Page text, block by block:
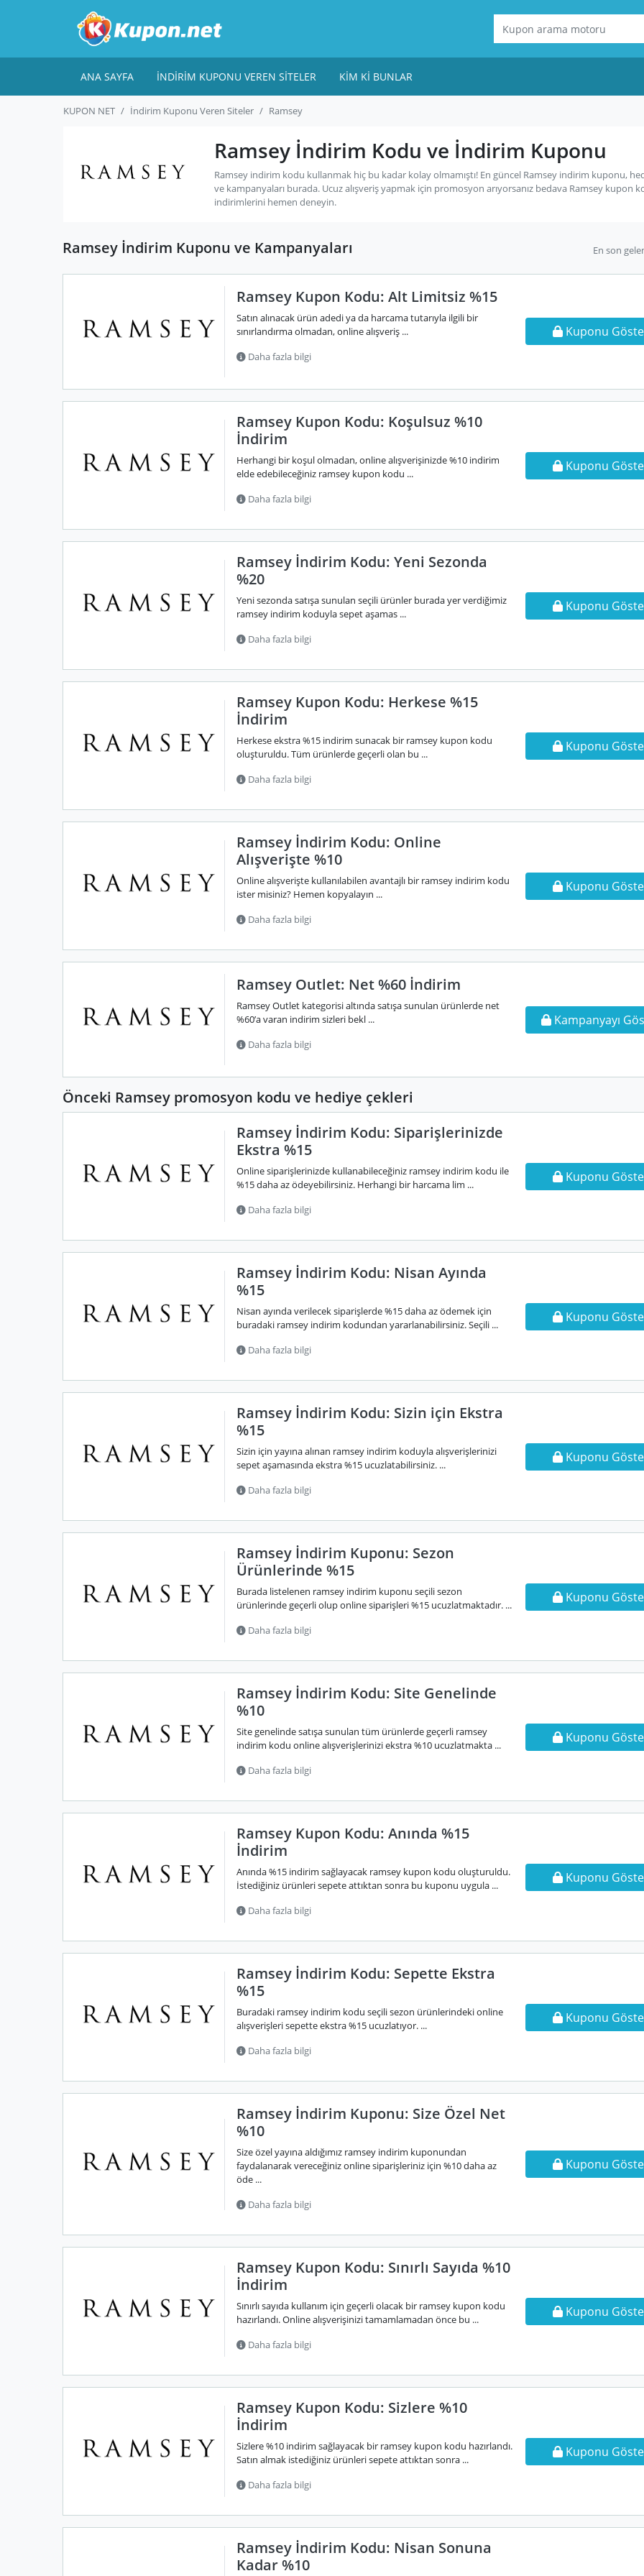
ANA SAYFA İNDIRIM KUPONU VEREN SITELER KIM KI BUNLAR
KUPON NET İndirim Kuponu Veren Siteler Ramsey
Ramsey İndirim Kodu ve İndirim Kuponu
Ramsey indirim kodu kullanmak hiç bu kadar kolay olmamıştı! En güncel Ramsey indirim kuponu,
ve kampanyaları burada. Ucuz alışveriş yapmak için promosyon arıyorsanız bedava Ramsey kupon
indirimlerini hemen deneyin.
Ramsey İndirim Kuponu ve Kampanyaları En son
Ramsey Kupon Kodu: Alt Limitsiz %15
Satın alınacak ürün adedi ya da harcama tutarıyla ilgili bir
sınırlandırma olmadan, online alışveriş ...
Daha fazla bilgi
Kuponu
Ramsey Kupon Kodu: Koşulsuz %10
İndirim
Herhangi bir koşul olmadan, online alışverişinizde %10 indirim
elde edebileceğiniz ramsey kupon kodu ...
Daha fazla bilgi
Kuponu
Ramsey İndirim Kodu: Yeni Sezonda
%20
Yeni sezonda satışa sunulan seçili ürünler burada yer verdiğimiz
ramsey indirim koduyla sepet aşamas ...
Daha fazla bilgi
Kuponu
Ramsey Kupon Kodu: Herkese %15
İndirim
Herkese ekstra %15 indirim sunacak bir ramsey kupon kodu
oluşturuldu. Tüm ürünlerde geçerli olan bu ...
Daha fazla bilgi
Kuponu
Ramsey İndirim Kodu: Online
Alışverişte %10
Online alışverişte kullanılabilen avantajlı bir ramsey indirim kodu
ister misiniz? Hemen kopyalayın ...
Daha fazla bilgi
Kuponu
Ramsey Outlet: Net %60 İndirim
Ramsey Outlet kategorisi altında satışa sunulan ürünlerde net
%60’a varan indirim sizleri bekl ...
Daha fazla bilgi
Kampanyayı
Önceki Ramsey promosyon kodu ve hediye çekleri
Ramsey İndirim Kodu: Siparişlerinizde
Ekstra %15
Online siparişlerinizde kullanabileceğiniz ramsey indirim kodu ile
%15 daha az ödeyebilirsiniz. Herhangi bir harcama lim ...
Daha fazla bilgi
Kuponu
Ramsey İndirim Kodu: Nisan Ayında
%15
Nisan ayında verilecek siparişlerde %15 daha az ödemek için
buradaki ramsey indirim kodundan yararlanabilirsiniz. Seçili ...
Daha fazla bilgi
Kuponu
Ramsey İndirim Kodu: Sizin için Ekstra
%15
Sizin için yayına alınan ramsey indirim koduyla alışverişlerinizi
sepet aşamasında ekstra %15 ucuzlatabilirsiniz. ...
Daha fazla bilgi
Kuponu
Ramsey İndirim Kuponu: Sezon
Ürünlerinde %15
Burada listelenen ramsey indirim kuponu seçili sezon
ürünlerinde geçerli olup online siparişleri %15 ucuzlatmaktadır. ...
Daha fazla bilgi
Kuponu
Ramsey İndirim Kodu: Site Genelinde
%10
Site genelinde satışa sunulan tüm ürünlerde geçerli ramsey
indirim kodu online alışverişlerinizi ekstra %10 ucuzlatmakta ...
Daha fazla bilgi
Kuponu
Ramsey Kupon Kodu: Anında %15
İndirim
Anında %15 indirim sağlayacak ramsey kupon kodu oluşturuldu.
İstediğiniz ürünleri sepete attıktan sonra bu kuponu uygula ...
Daha fazla bilgi
Kuponu
Ramsey İndirim Kodu: Sepette Ekstra
%15
Buradaki ramsey indirim kodu seçili sezon ürünlerindeki online
alışverişleri sepette ekstra %15 ucuzlatıyor. ...
Daha fazla bilgi
Kuponu
Ramsey İndirim Kuponu: Size Özel Net
%10
Size özel yayına aldığımız ramsey indirim kuponundan
faydalanarak vereceğiniz online siparişleriniz için %10 daha az
öde ...
Daha fazla bilgi
Kuponu
Ramsey Kupon Kodu: Sınırlı Sayıda %10
İndirim
Sınırlı sayıda kullanım için geçerli olacak bir ramsey kupon kodu
hazırlandı. Online alışverişinizi tamamlamadan önce bu ...
Daha fazla bilgi
Kuponu
Ramsey Kupon Kodu: Sizlere %10
İndirim
Sizlere %10 indirim sağlayacak bir ramsey kupon kodu hazırlandı.
Satın almak istediğiniz ürünleri sepete attıktan sonra ...
Daha fazla bilgi
Kuponu
Ramsey İndirim Kodu: Nisan Sonuna
Kadar %10